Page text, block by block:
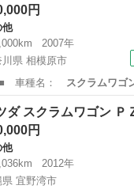
円
他
2007年
川県 相模原市
■ 車種名： スクラムワゴ
…その他
ダ スクラムワゴン Ｐ
円
他
2012年
県 宜野湾市